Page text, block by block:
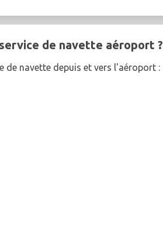
de navette aéroport ?
de navette depuis et vers l'aéroport :